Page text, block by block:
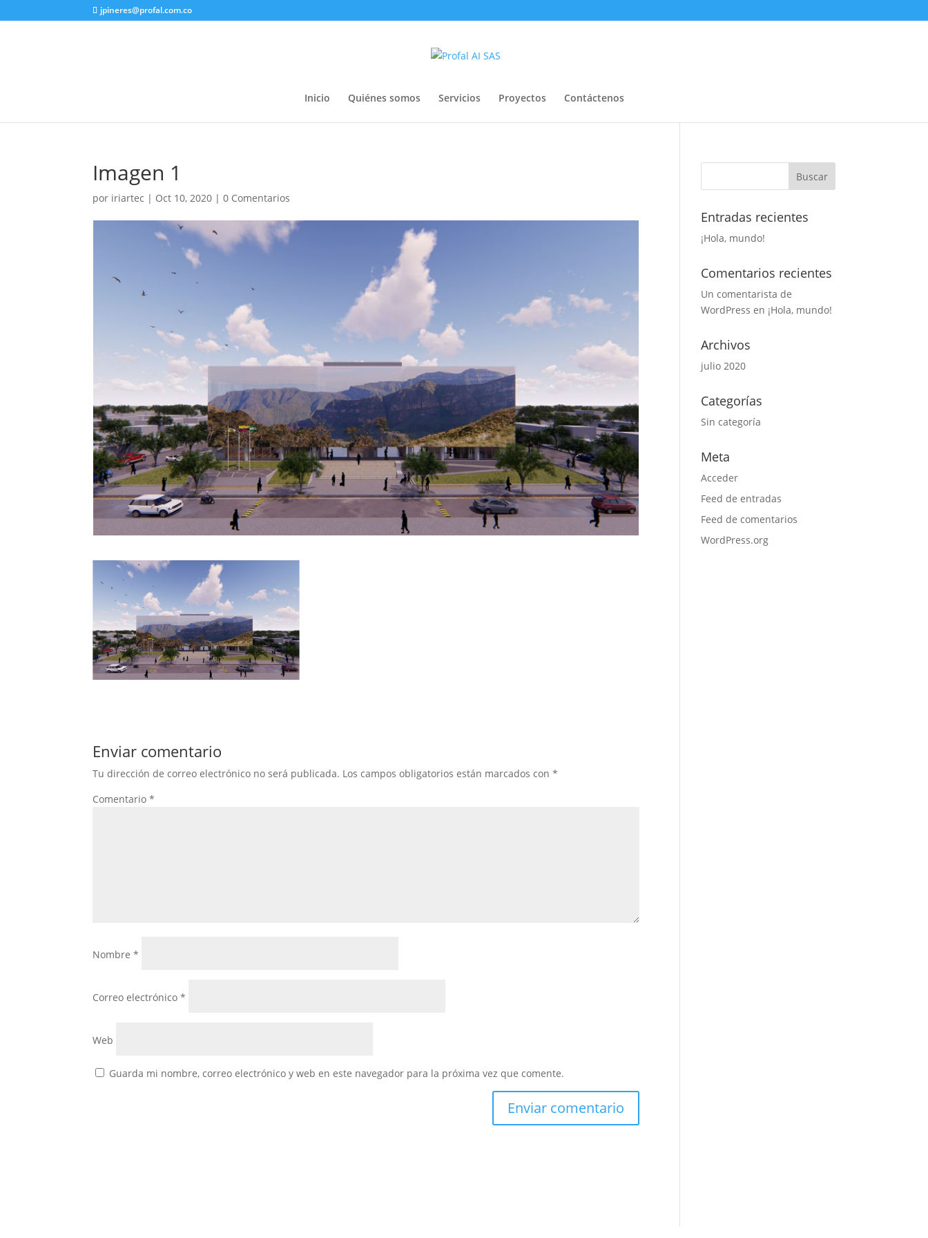
jpineres@profal.com.co
Inicio Quiénes somos Servicios Proyectos Contáctenos
Imagen 1
por iriartec | Oct 10, 2020 |0 Comentarios
Enviar comentario
Tu dirección de correo electrónico no será publicada. Los campos obligatorios están marcados con*
Comentario*
Nombre*
Correo electrónico*
Web
Guarda mi nombre, correo electrónico y web en este navegador para la próxima vez que comente.
Entradas recientes
¡Hola, mundo!
Comentarios recientes
Un comentarista de
WordPress en ¡Hola, mundo!
Archivos
julio 2020
Categorías
Sin categoría
Meta
Acceder
Feed de entradas
Feed de comentarios
WordPress.org